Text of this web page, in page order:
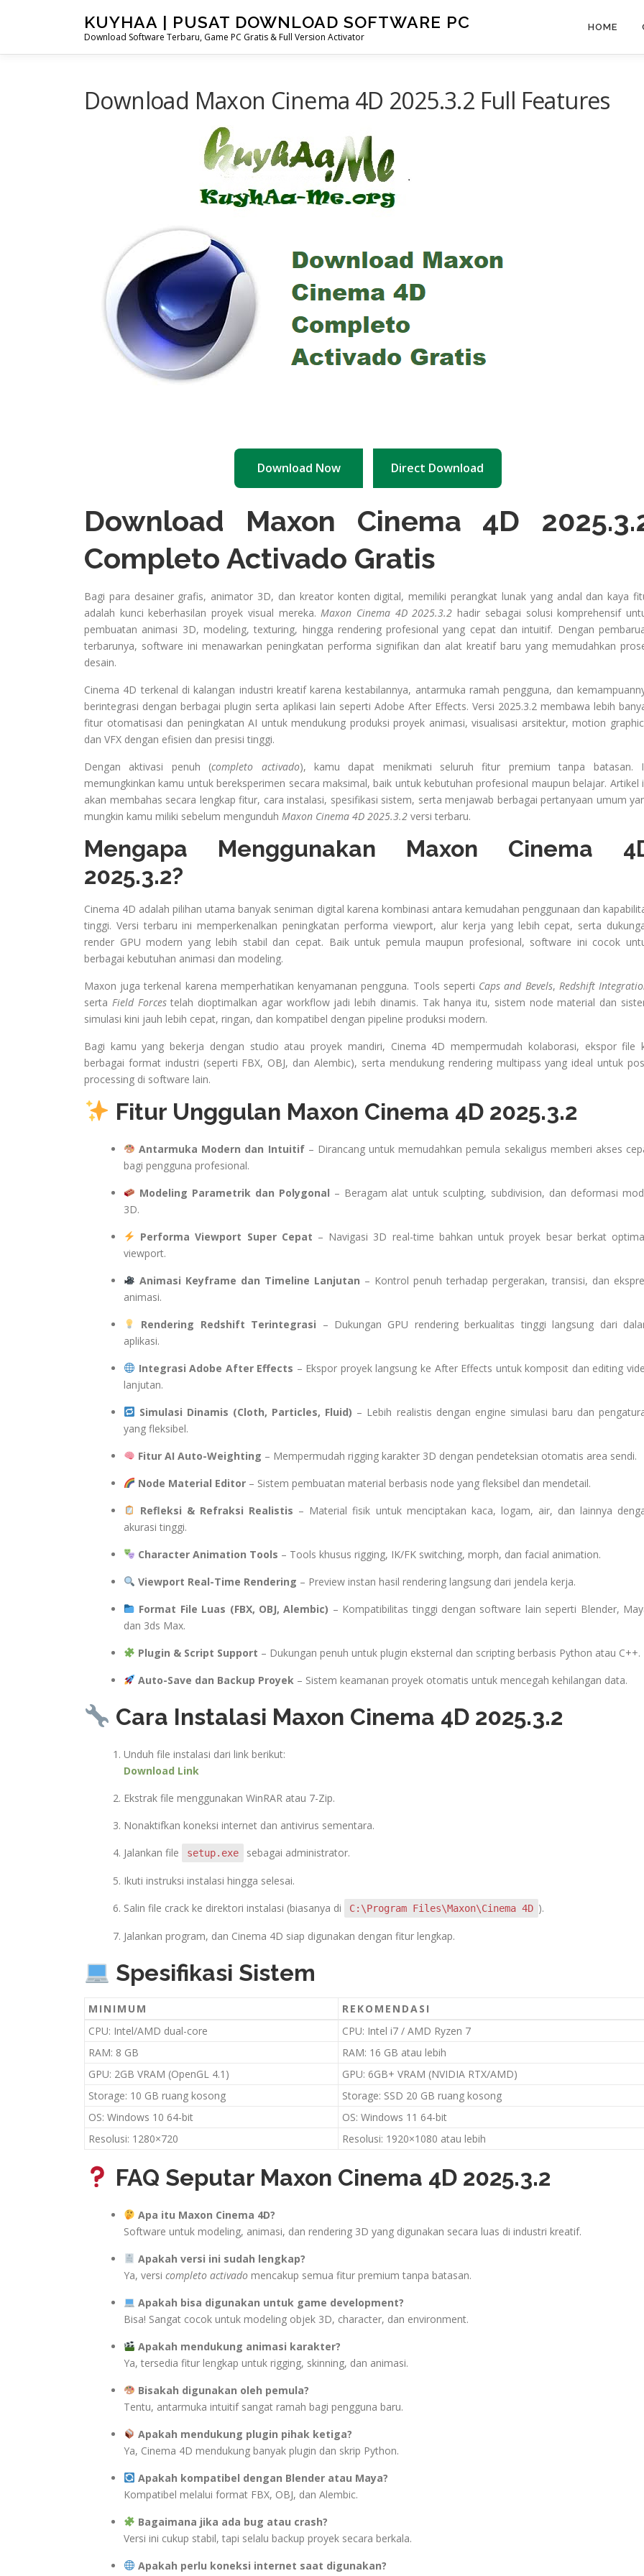
KUYHAA | PUSAT DOWNLOAD SOFTWARE PC
Download Software Terbaru, Game PC Gratis & Full Version Activator
HOME
Download Maxon Cinema 4D 2025.3.2 Full Features
Download Now Direct Download
Download Maxon Cinema 4D
Completo Activado Gratis
Bagi para desainer grafis, animator 3D, dan kreator konten digital, memiliki perangkat lunak yang andal dan kaya
adalah kunci keberhasilan proyek visual mereka.Maxon Cinema 4D 2025.3.2 hadir sebagai solusi komprehensif
pembuatan animasi 3D, modeling, texturing, hingga rendering profesional yang cepat dan intuitif. Dengan
terbarunya, software ini menawarkan peningkatan performa signifikan dan alat kreatif baru yang memudahkan
desain.
Cinema 4D terkenal di kalangan industri kreatif karena kestabilannya, antarmuka ramah pengguna, dan
berintegrasi dengan berbagai plugin serta aplikasi lain seperti Adobe After Effects. Versi 2025.3.2 membawa lebih
fitur otomatisasi dan peningkatan AI untuk mendukung produksi proyek animasi, visualisasi arsitektur, motion
dan VFX dengan efisien dan presisi tinggi.
Dengan aktivasi penuh (completo activado), kamu dapat menikmati seluruh fitur premium tanpa batasan.
memungkinkan kamu untuk bereksperimen secara maksimal, baik untuk kebutuhan profesional maupun belajar. Artikel
akan membahas secara lengkap fitur, cara instalasi, spesifikasi sistem, serta menjawab berbagai pertanyaan umum
mungkin kamu miliki sebelum mengunduh Maxon Cinema 4D 2025.3.2 versi terbaru.
Mengapa Menggunakan Maxon Cinema
2025.3.2?
Cinema 4D adalah pilihan utama banyak seniman digital karena kombinasi antara kemudahan penggunaan dan
tinggi. Versi terbaru ini memperkenalkan peningkatan performa viewport, alur kerja yang lebih cepat, serta
render GPU modern yang lebih stabil dan cepat. Baik untuk pemula maupun profesional, software ini cocok
berbagai kebutuhan animasi dan modeling.
Maxon juga terkenal karena memperhatikan kenyamanan pengguna. Tools seperti Caps and Bevels, Redshift
serta Field Forcestelah dioptimalkan agar workflow jadi lebih dinamis. Tak hanya itu, sistem node material dan
simulasi kini jauh lebih cepat, ringan, dan kompatibel dengan pipeline produksi modern.
Bagi kamu yang bekerja dengan studio atau proyek mandiri, Cinema 4D mempermudah kolaborasi, ekspor file
berbagai format industri (seperti FBX, OBJ, dan Alembic), serta mendukung rendering multipass yang ideal untuk
processing di software lain.
Fitur Unggulan Maxon Cinema 4D 2025.3.2
Antarmuka Modern dan Intuitif– Dirancang untuk memudahkan pemula sekaligus memberi akses
bagi pengguna profesional.
Modeling Parametrik dan Polygonal – Beragam alat untuk sculpting, subdivision, dan deformasi
3D.
Performa Viewport Super Cepat – Navigasi 3D real-time bahkan untuk proyek besar berkat
viewport.
Animasi Keyframe dan Timeline Lanjutan – Kontrol penuh terhadap pergerakan, transisi, dan
animasi.
Rendering Redshift Terintegrasi – Dukungan GPU rendering berkualitas tinggi langsung dari
aplikasi.
Integrasi Adobe After Effects – Ekspor proyek langsung ke After Effects untuk komposit dan editing
lanjutan.
Simulasi Dinamis (Cloth, Particles, Fluid) – Lebih realistis dengan engine simulasi baru dan
yang fleksibel.
Fitur AI Auto-Weighting – Mempermudah rigging karakter 3D dengan pendeteksian otomatis area sendi.
Node Material Editor– Sistem pembuatan material berbasis node yang fleksibel dan mendetail.
Refleksi & Refraksi Realistis – Material fisik untuk menciptakan kaca, logam, air, dan lainnya
akurasi tinggi.
Character Animation Tools – Tools khusus rigging, IK/FK switching, morph, dan facial animation.
Viewport Real-Time Rendering – Preview instan hasil rendering langsung dari jendela kerja.
Format File Luas (FBX, OBJ, Alembic) – Kompatibilitas tinggi dengan software lain seperti Blender,
dan 3ds Max.
Plugin & Script Support – Dukungan penuh untuk plugin eksternal dan scripting berbasis Python atau C++.
Auto-Save dan Backup Proyek– Sistem keamanan proyek otomatis untuk mencegah kehilangan data.
Cara Instalasi Maxon Cinema 4D 2025.3.2
Unduh file instalasi dari link berikut:
Download Link
Ekstrak file menggunakan WinRAR atau 7-Zip.
Nonaktifkan koneksi internet dan antivirus sementara.
Jalankan file
setup.exe sebagai administrator.
Ikuti instruksi instalasi hingga selesai.
Salin file crack ke direktori instalasi (biasanya di
C:\Program Files\Maxon\Cinema 4D ).
Jalankan program, dan Cinema 4D siap digunakan dengan fitur lengkap.
Spesifikasi Sistem
MINIMUM
REKOMENDASI
CPU: Intel/AMD dual-core
CPU: Intel i7 / AMD Ryzen 7
RAM: 8 GB
RAM: 16 GB atau lebih
GPU: 2GB VRAM (OpenGL 4.1)
GPU: 6GB+ VRAM (NVIDIA RTX/AMD)
Storage: 10 GB ruang kosong
Storage: SSD 20 GB ruang kosong
OS: Windows 10 64-bit
OS: Windows 11 64-bit
Resolusi: 1280×720
Resolusi: 1920×1080 atau lebih
FAQ Seputar Maxon Cinema 4D 2025.3.2
Apa itu Maxon Cinema 4D?
Software untuk modeling, animasi, dan rendering 3D yang digunakan secara luas di industri kreatif.
Apakah versi ini sudah lengkap?
Ya, versi completo activado mencakup semua fitur premium tanpa batasan.
Apakah bisa digunakan untuk game development?
Bisa! Sangat cocok untuk modeling objek 3D, character, dan environment.
Apakah mendukung animasi karakter?
Ya, tersedia fitur lengkap untuk rigging, skinning, dan animasi.
Bisakah digunakan oleh pemula?
Tentu, antarmuka intuitif sangat ramah bagi pengguna baru.
Apakah mendukung plugin pihak ketiga?
Ya, Cinema 4D mendukung banyak plugin dan skrip Python.
Apakah kompatibel dengan Blender atau Maya?
Kompatibel melalui format FBX, OBJ, dan Alembic.
Bagaimana jika ada bug atau crash?
Versi ini cukup stabil, tapi selalu backup proyek secara berkala.
Apakah perlu koneksi internet saat digunakan?